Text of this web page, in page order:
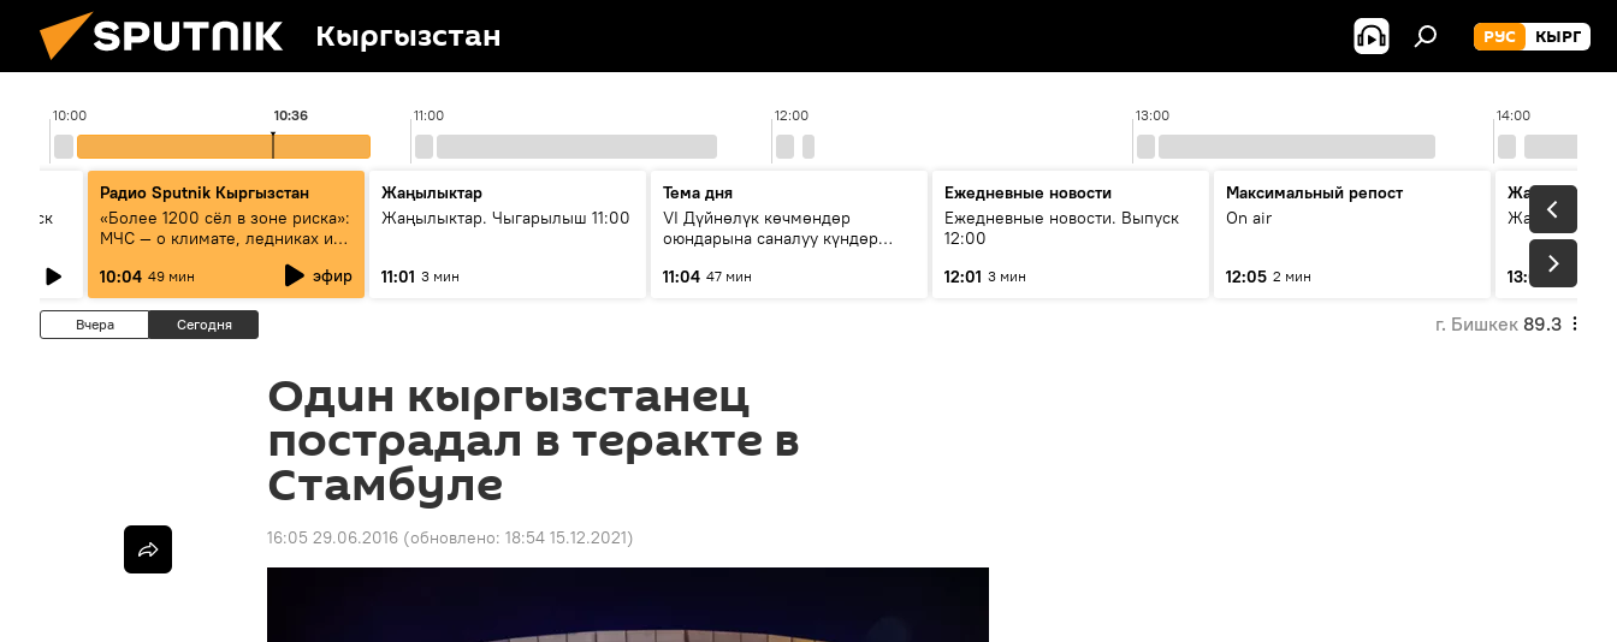
Кыргызстан РУС КЫРГ
10:00 11:00 12:00 13:00 14:00
10:36
Радио Sputnik Кыргызстан
«Более 1200 сёл в зоне риска»:
МЧС — о климате, ледниках и
населения
10:04 49 мин эфир
Жаңылыктар
Жаңылыктар. Чыгарылыш 11:00
11:01 3 мин
Тема дня
VI Дүйнөлүк көчмөндөр
оюндарына саналуу күндөр
этапка жетти?
11:04 47 мин
Ежедневные новости
Ежедневные новости. Выпуск
12:00
12:01 3 мин
Максимальный репост
On air
12:05 2 мин
Жаңылыктар
13:01 3 мин
Вчера Сегодня г. Бишкек 89.3
Один кыргызстанец
пострадал в теракте в
Стамбуле
16:05 29.06.2016 (обновлено: 18:54 15.12.2021)